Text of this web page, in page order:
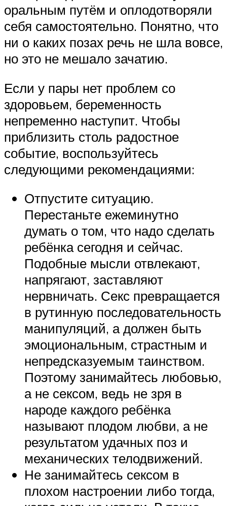
оральным путём и оплодотворяли
себя самостоятельно. Понятно, что
ни о каких позах речь не шла вовсе,
но это не мешало зачатию.
Если у пары нет проблем со
здоровьем, беременность
непременно наступит. Чтобы
приблизить столь радостное
событие, воспользуйтесь
следующими рекомендациями:
Отпустите ситуацию.
Перестаньте ежеминутно
думать о том, что надо сделать
ребёнка сегодня и сейчас.
Подобные мысли отвлекают,
напрягают, заставляют
нервничать. Секс превращается
в рутинную последовательность
манипуляций, а должен быть
эмоциональным, страстным и
непредсказуемым таинством.
Поэтому занимайтесь любовью,
а не сексом, ведь не зря в
народе каждого ребёнка
называют плодом любви, а не
результатом удачных поз и
механических телодвижений.
Не занимайтесь сексом в
плохом настроении либо тогда,